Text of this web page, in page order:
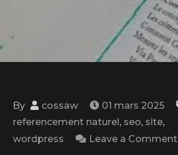
By cossaw 01 mars 2025
referencement naturel, seo, site,
wordpress
Leave a Comment